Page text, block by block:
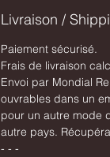
Livraison /
Paiement sécurisé.
Frais de livraison
Envoi par Mondial
ouvrables dans un
pour un autre mode
autre pays.
- - -